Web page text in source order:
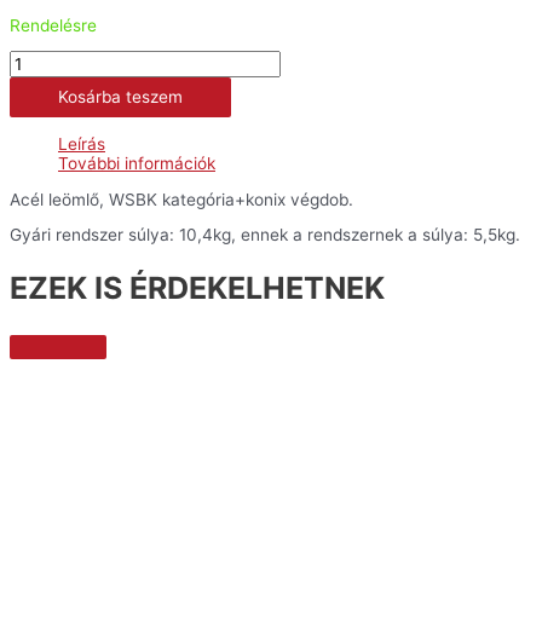
Rendelésre
Spark
acél
verseny
kipufogórendszer
mennyiség
Kosárba teszem
Leírás
További információk
Acél leömlő, WSBK kategória+konix végdob.
Gyári rendszer súlya: 10,4kg, ennek a rendszernek a súlya: 5,5kg.
EZEK IS ÉRDEKELHETNEK